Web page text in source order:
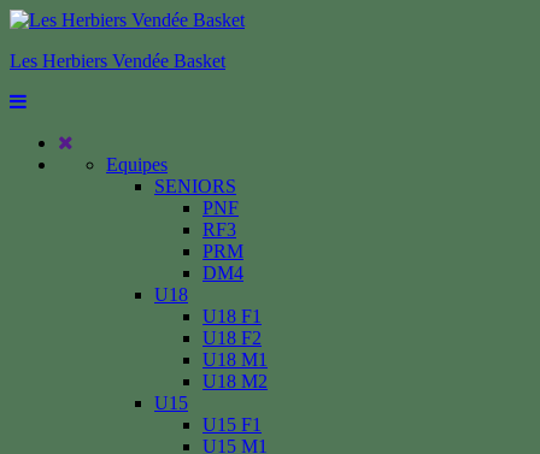
Les Herbiers Vendée Basket
Equipes
SENIORS
PNF
RF3
PRM
DM4
U18
U18 F1
U18 F2
U18 M1
U18 M2
U15
U15 F1
U15 M1